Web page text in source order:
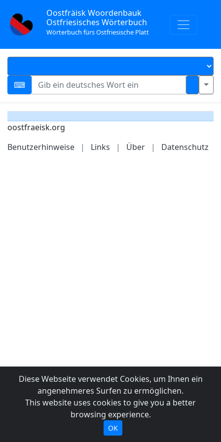
Oostfräisk Woordenbauk
Ostfriesisches Wörterbuch
Wörterbuch fürs Ostfriesische Platt
oostfraeisk.org
Benutzerhinweise
| Links | Über | Datenschutz
Diese Webseite verwendet Cookies, um Ihnen ein
angenehmeres Surfen zu ermöglichen.
This website uses cookies to give you a better
browsing experience.
OK